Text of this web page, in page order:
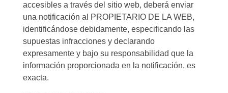
accesibles a través del sitio web, deberá enviar
una notificación al PROPIETARIO DE LA WEB,
identificándose debidamente, especificando las
supuestas infracciones y declarando
expresamente y bajo su responsabilidad que la
información proporcionada en la notificación, es
exacta.